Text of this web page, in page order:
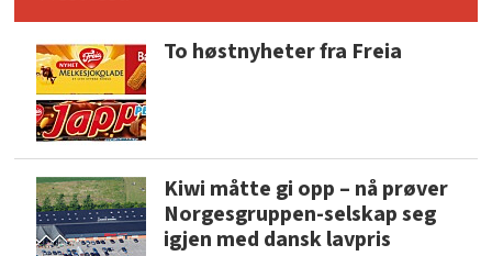
To høstnyheter fra Freia
Kiwi måtte gi opp – nå prøver
Norgesgruppen-selskap seg
igjen med dansk lavpris